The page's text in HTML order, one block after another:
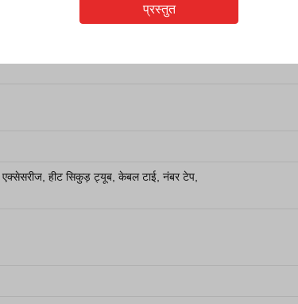
प्रस्तुत
हीट सिकुड़ ट्यूब, केबल टाई, नंबर टेप,